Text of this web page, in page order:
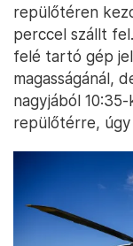
repülőtéren
perccel szállt
felé tartó gép
magasságánál,
nagyjából
repülőtérre, úgy